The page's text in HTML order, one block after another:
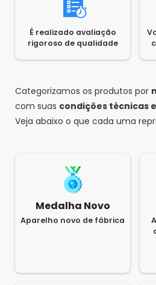
É realizado avaliação
rigoroso de qualidade
Categorizamos os produtos por
com suas condições técnicas
Veja abaixo o que cada uma
Medalha Novo
Aparelho novo de fábrica